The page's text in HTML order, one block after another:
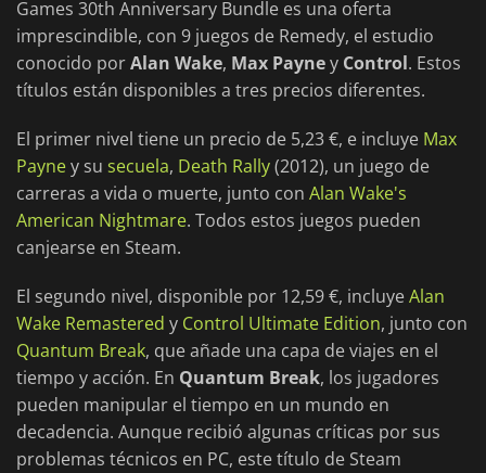
Games 30th Anniversary Bundle es una oferta
imprescindible, con 9 juegos de Remedy, el estudio
conocido porAlan Wake, Max Payney Control. Estos
títulos están disponibles a tres precios diferentes.
El primer nivel tiene un precio de 5,23 €, e incluye Max
Payney su secuela, Death Rally(2012), un juego de
carreras a vida o muerte, junto con Alan Wake's
American Nightmare. Todos estos juegos pueden
canjearse en Steam.
El segundo nivel, disponible por 12,59 €, incluyeAlan
Wake Remastered y Control Ultimate Edition, junto con
Quantum Break, que añade una capa de viajes en el
tiempo y acción. En Quantum Break, los jugadores
pueden manipular el tiempo en un mundo en
decadencia. Aunque recibió algunas críticas por sus
problemas técnicos en PC, este título de Steam